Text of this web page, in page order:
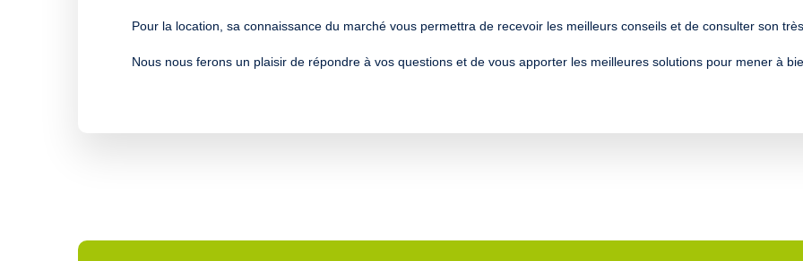
Pour la location, sa connaissance du marché vous permettra de recevoir les meilleurs conseils et de consulter son
Nous nous ferons un plaisir de répondre à vos questions et de vous apporter les meilleures solutions pour mener à